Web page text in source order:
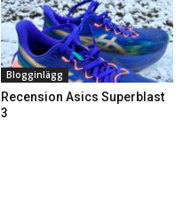
Blogginlägg
Recension Asics Superblast
3